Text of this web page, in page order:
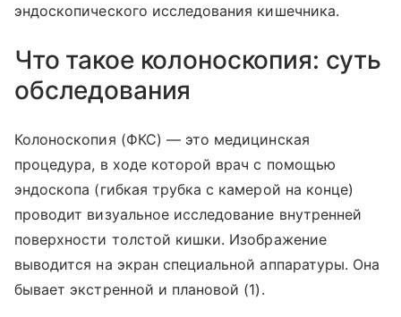
эндоскопического исследования кишечника.
Что такое колоноскопия: суть
обследования
Колоноскопия (ФКС) — это медицинская
процедура, в ходе которой врач с помощью
эндоскопа (гибкая трубка с камерой на конце)
проводит визуальное исследование внутренней
поверхности толстой кишки. Изображение
выводится на экран специальной аппаратуры. Она
бывает экстренной и плановой (1).